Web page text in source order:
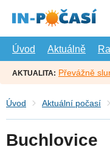
hlavní
Úvod
Aktuálně
AKTUALITA: Převážně
Úvod Aktuální počasí
Buchlovice